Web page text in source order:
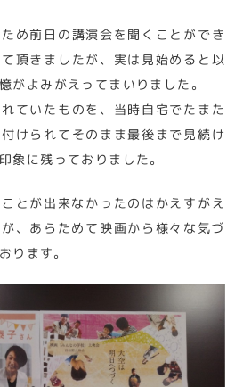
め前日の講演会を聞くことができ
頂きましたが、実は見始めると以
がよみがえってまいりました。
ていたものを、当時自宅でたまた
けられてそのまま最後まで見続け
象に残っておりました。
とが出来なかったのはかえすがえ
、あらためて映画から様々な気づ
ります。